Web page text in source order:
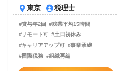
東京 税理士
#賞与年2回
#残業平均15時間
#リモート可 #土日祝休み
#キャリアアップ可 #事業承継
#国際税務 #組織再編